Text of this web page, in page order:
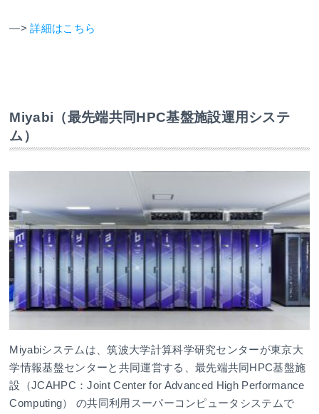
—> 詳細はこちら
Miyabi（最先端共同HPC基盤施設運用システ
ム）
Miyabiシステムは、筑波大学計算科学研究センターが東京大
学情報基盤センターと共同運営する、最先端共同HPC基盤施
設（JCAHPC：Joint Center for Advanced High Performance
Computing） の共同利用スーパーコンピュータシステムで